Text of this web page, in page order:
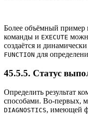
Более объёмный пример
команды и EXECUTE
создаётся и
FUNCTION для
45.5.5. Статус
Определить результат
способами. Во-первых,
DIAGNOSTICS, имеющей